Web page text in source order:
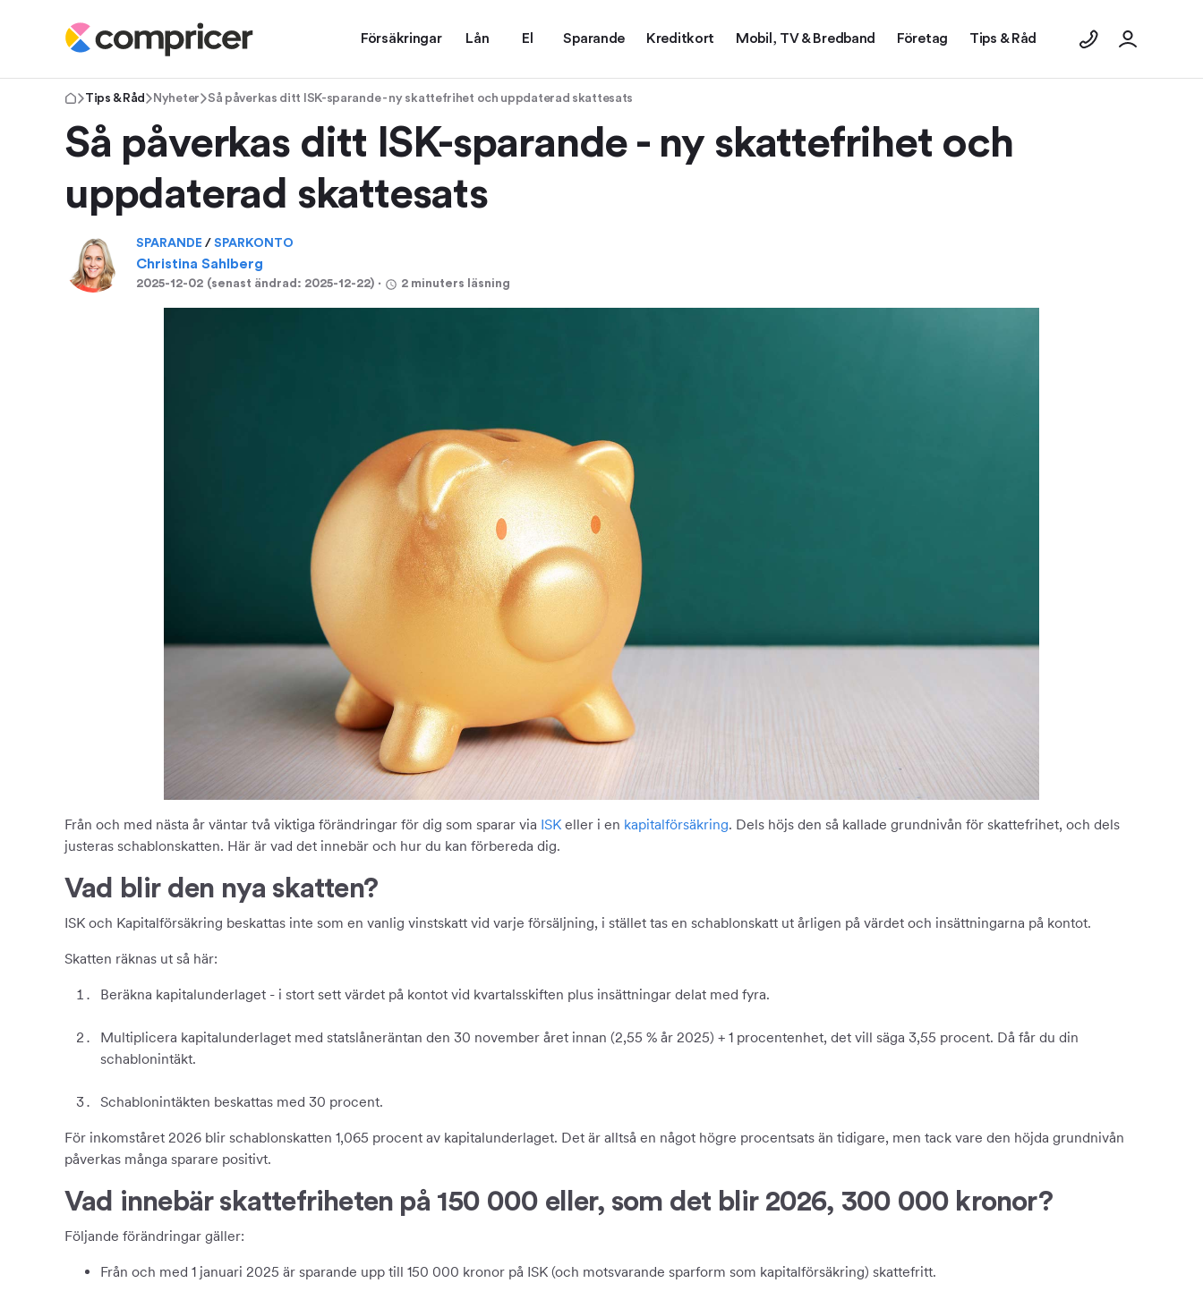
Försäkringar Lån El Sparande Kreditkort Mobil, TV & Bredband Företag Tips & Råd
Tips & Råd Nyheter Så påverkas ditt ISK-sparande - ny skattefrihet och uppdaterad skattesats
Så påverkas ditt ISK-sparande - ny skattefrihet och
uppdaterad skattesats
SPARANDE / SPARKONTO
Christina Sahlberg
2025-12-02 (senast ändrad: 2025-12-22) ⋅ 2 minuters läsning
Från och med nästa år väntar två viktiga förändringar för dig som sparar via ISK eller i en kapitalförsäkring. Dels höjs den så kallade grundnivån för skattefrihet, och dels
justeras schablonskatten. Här är vad det innebär och hur du kan förbereda dig.
Vad blir den nya skatten?
ISK och Kapitalförsäkring beskattas inte som en vanlig vinstskatt vid varje försäljning, i stället tas en schablonskatt ut årligen på värdet och insättningarna på kontot.
Skatten räknas ut så här:
Beräkna kapitalunderlaget - i stort sett värdet på kontot vid kvartalsskiften plus insättningar delat med fyra.
Multiplicera kapitalunderlaget med statslåneräntan den 30 november året innan (2,55 % år 2025) + 1 procentenhet, det vill säga 3,55 procent. Då får du din
schablonintäkt.
Schablonintäkten beskattas med 30 procent.
För inkomståret 2026 blir schablonskatten 1,065 procent av kapitalunderlaget. Det är alltså en något högre procentsats än tidigare, men tack vare den höjda grundnivån
påverkas många sparare positivt.
Vad innebär skattefriheten på 150 000 eller, som det blir 2026, 300 000 kronor?
Följande förändringar gäller:
Från och med 1 januari 2025 är sparande upp till 150 000 kronor på ISK (och motsvarande sparform som kapitalförsäkring) skattefritt.